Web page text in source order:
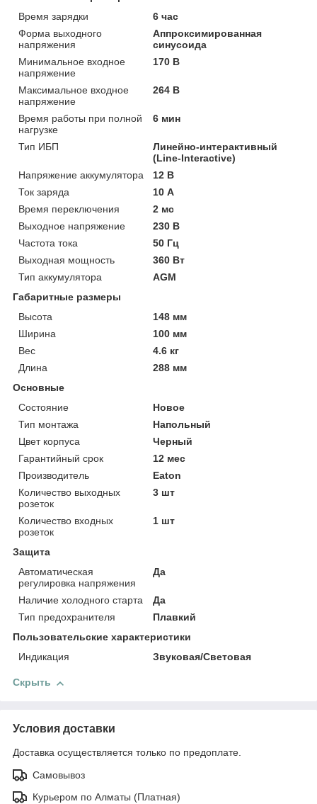
Время зарядки
6 час
Форма выходного
напряжения
Аппроксимированная
синусоида
Минимальное входное
напряжение
170 В
Максимальное входное
напряжение
264 В
Время работы при полной
нагрузке
6 мин
Тип ИБП
Линейно-интерактивный
(Line-Interactive)
Напряжение аккумулятора
12 В
Ток заряда
10 А
Время переключения
2 мс
Выходное напряжение
230 В
Частота тока
50 Гц
Выходная мощность
360 Вт
Тип аккумулятора
AGM
Габаритные размеры
Высота
148 мм
Ширина
100 мм
Вес
4.6 кг
Длина
288 мм
Основные
Состояние
Новое
Тип монтажа
Напольный
Цвет корпуса
Черный
Гарантийный срок
12 мес
Производитель
Eaton
Количество выходных
розеток
3 шт
Количество входных
розеток
1 шт
Защита
Автоматическая
регулировка напряжения
Да
Наличие холодного старта
Да
Тип предохранителя
Плавкий
Пользовательские характеристики
Индикация
Звуковая/Световая
Скрыть
Условия доставки
Доставка осуществляется только по предоплате.
Самовывоз
Курьером по Алматы (Платная)